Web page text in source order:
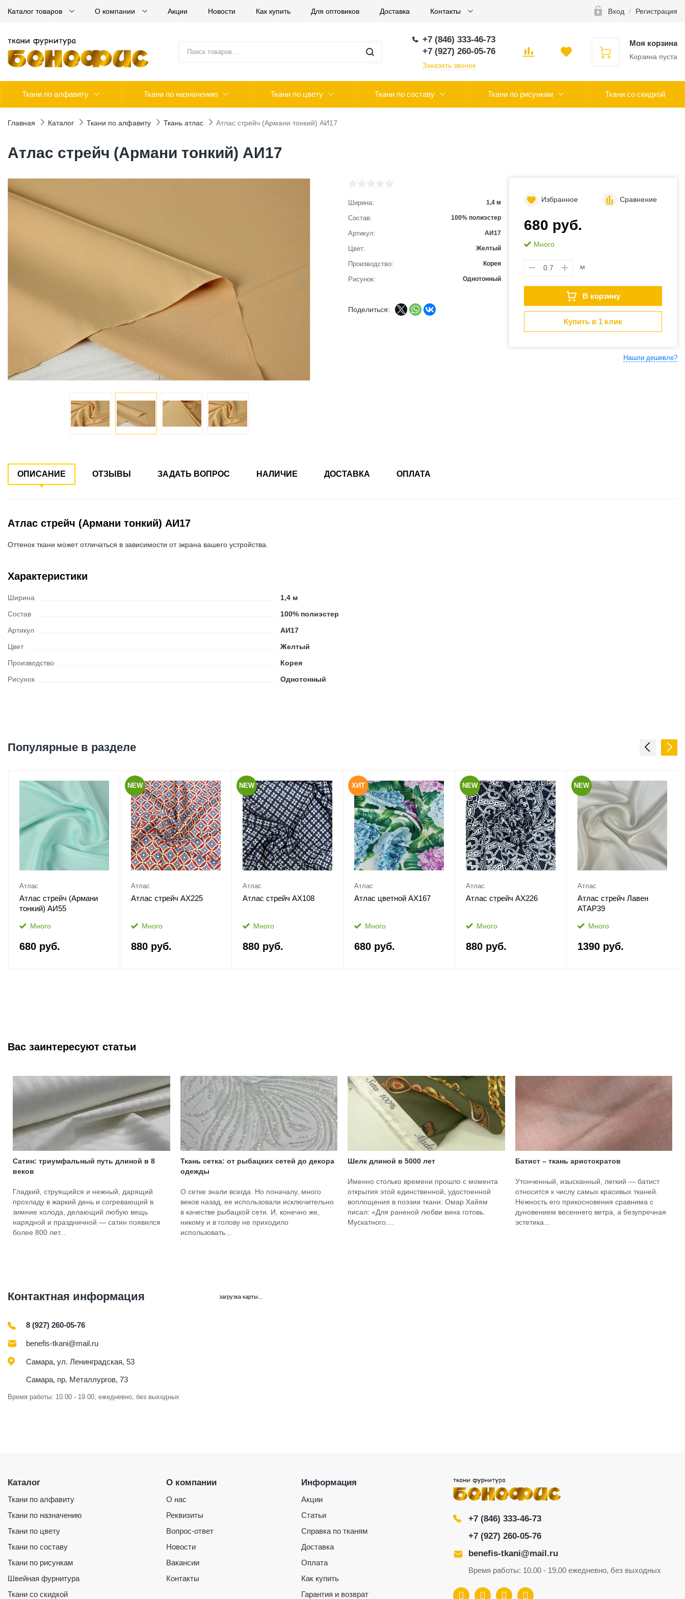
Каталог товаров О компании Акции Новости Как купить Для оптовиков Доставка Контакты Вход / Регистрация
+7 (846) 333-46-73
+7 (927) 260-05-76
Заказать звонок
Моя корзина
Корзина пуста
Ткани по алфавиту Ткани по назначению Ткани по цвету Ткани по составу Ткани по рисункам Ткани со скидкой
Главная Каталог Ткани по алфавиту Ткань атлас Атлас стрейч (Армани тонкий) АИ17
Атлас стрейч (Армани тонкий) АИ17
Ширина 1,4 м
Состав 100% полиэстер
Артикул АИ17
Цвет Желтый
Производство Корея
Рисунок Однотонный
Поделиться:
Избранное Сравнение
680 руб.
Много
м
В корзину
Купить в 1 клик
Нашли дешевле?
ОПИСАНИЕ ОТЗЫВЫ ЗАДАТЬ ВОПРОС НАЛИЧИЕ ДОСТАВКА ОПЛАТА
Атлас стрейч (Армани тонкий) АИ17
Оттенок ткани может отличаться в зависимости от экрана вашего устройства.
Характеристики
Ширина
1,4 м
Состав
100% полиэстер
Артикул
АИ17
Цвет
Желтый
Производство
Корея
Рисунок
Однотонный
Популярные в разделе
Атлас
Атлас стрейч (Армани
тонкий) АИ55
Много
680 руб.
NEW
Атлас
Атлас стрейч АХ225
Много
880 руб.
NEW
Атлас
Атлас стрейч АХ108
Много
880 руб.
ХИТ
Атлас
Атлас цветной АХ167
Много
680 руб.
NEW
Атлас
Атлас стрейч АХ226
Много
880 руб.
NEW
Атлас
Атлас стрейч Лавен
АТАР39
Много
1390 руб.
Вас заинтересуют статьи
Сатин: триумфальный путь длиной в 8
веков
Гладкий, струящийся и нежный, дарящий
прохладу в жаркий день и согревающий в
зимние холода, делающий любую вещь
нарядной и праздничной — сатин появился
более 800 лет...
Ткань сетка: от рыбацких сетей до декора
одежды
О сетке знали всегда. Но поначалу, много
веков назад, ее использовали исключительно
в качестве рыбацкой сети. И, конечно же,
никому и в голову не приходило
использовать...
Шелк длиной в 5000 лет
Именно столько времени прошло с момента
открытия этой единственной, удостоенной
воплощения в поэзии ткани. Омар Хайям
писал: «Для раненой любви вина готовь.
Мускатного....
Батист – ткань аристократов
Утонченный, изысканный, легкий — батист
относится к числу самых красивых тканей.
Нежность его прикосновения сравнима с
дуновением весеннего ветра, а безупречная
эстетика...
Контактная информация
8 (927) 260-05-76
benefis-tkani@mail.ru
Самара, ул. Ленинградская, 53
Самара, пр. Металлургов, 73
Время работы: 10.00 - 19.00, ежедневно, без выходных
загрузка карты...
Каталог
Ткани по алфавиту
Ткани по назначению
Ткани по цвету
Ткани по составу
Ткани по рисункам
Швейная фурнитура
Ткани со скидкой
О компании
О нас
Реквизиты
Вопрос-ответ
Новости
Вакансии
Контакты
Информация
Акции
Статьи
Справка по тканям
Доставка
Оплата
Как купить
Гарантия и возврат
+7 (846) 333-46-73
+7 (927) 260-05-76
benefis-tkani@mail.ru
Время работы: 10.00 - 19.00 ежедневно, без выходных